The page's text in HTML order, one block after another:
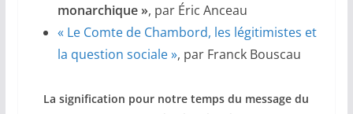
monarchique », par Éric Anceau
« Le Comte de Chambord, les légitimistes et
la question sociale », par Franck Bouscau
La signification pour notre temps du message du